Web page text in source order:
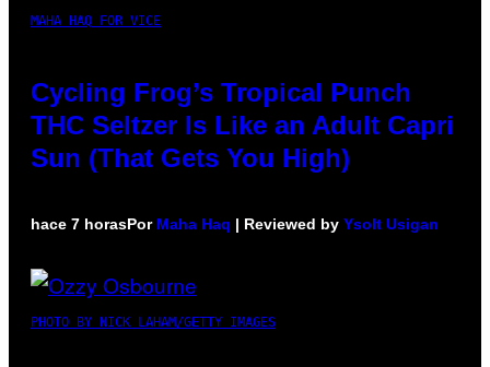
MAHA HAQ FOR VICE
Cycling Frog’s Tropical Punch
THC Seltzer Is Like an Adult Capri
Sun (That Gets You High)
hace 7 horasPor Maha Haq | Reviewed by Ysolt Usigan
PHOTO BY NICK LAHAM/GETTY IMAGES